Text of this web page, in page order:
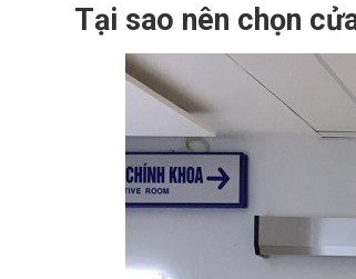
Tại sao nên chọn